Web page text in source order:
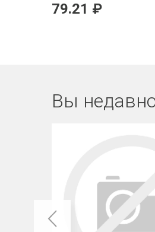
79.21 ₽
Вы